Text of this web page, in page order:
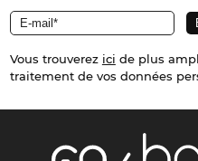
Vous trouverez ici de plus
traitement de vos données